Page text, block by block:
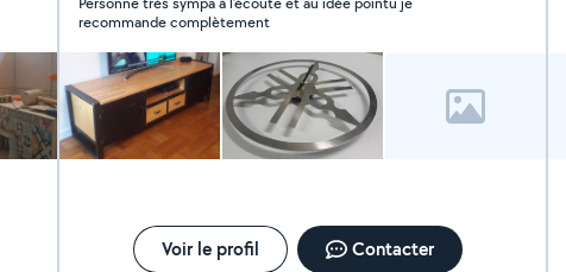
recommande complètement
Voir le profil Contacter